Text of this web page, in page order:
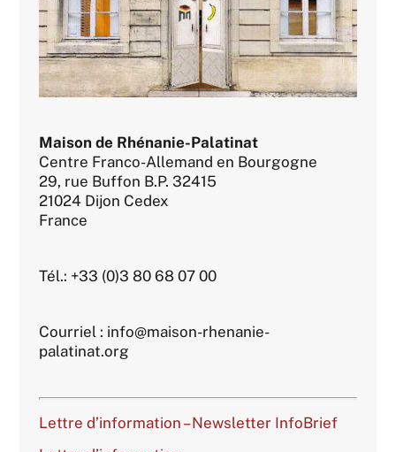
Maison de Rhénanie-Palatinat
Centre Franco-Allemand en Bourgogne
29, rue Buffon B.P. 32415
21024 Dijon Cedex
France
Tél.: +33 (0)3 80 68 07 00
Courriel : info@maison-rhenanie-
palatinat.org
Lettre d’information – Newsletter InfoBrief